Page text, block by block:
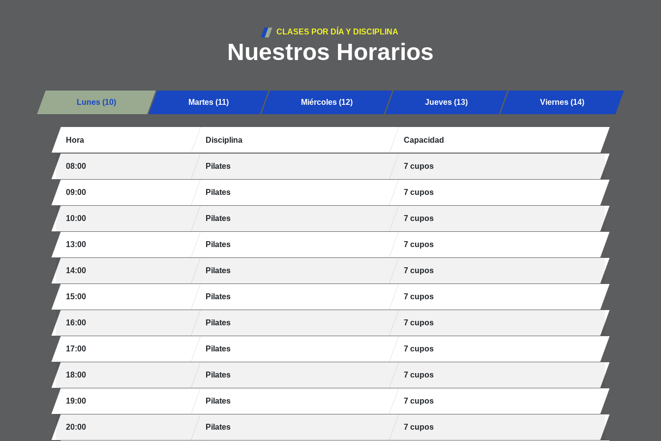
CLASES POR DÍA Y DISCIPLINA
Nuestros Horarios
Lunes (10) Martes (11) Miércoles (12) Jueves (13) Viernes (14)
Hora Disciplina Capacidad
08:00 Pilates 7 cupos
09:00 Pilates 7 cupos
10:00 Pilates 7 cupos
13:00 Pilates 7 cupos
14:00 Pilates 7 cupos
15:00 Pilates 7 cupos
16:00 Pilates 7 cupos
17:00 Pilates 7 cupos
18:00 Pilates 7 cupos
19:00 Pilates 7 cupos
20:00 Pilates 7 cupos